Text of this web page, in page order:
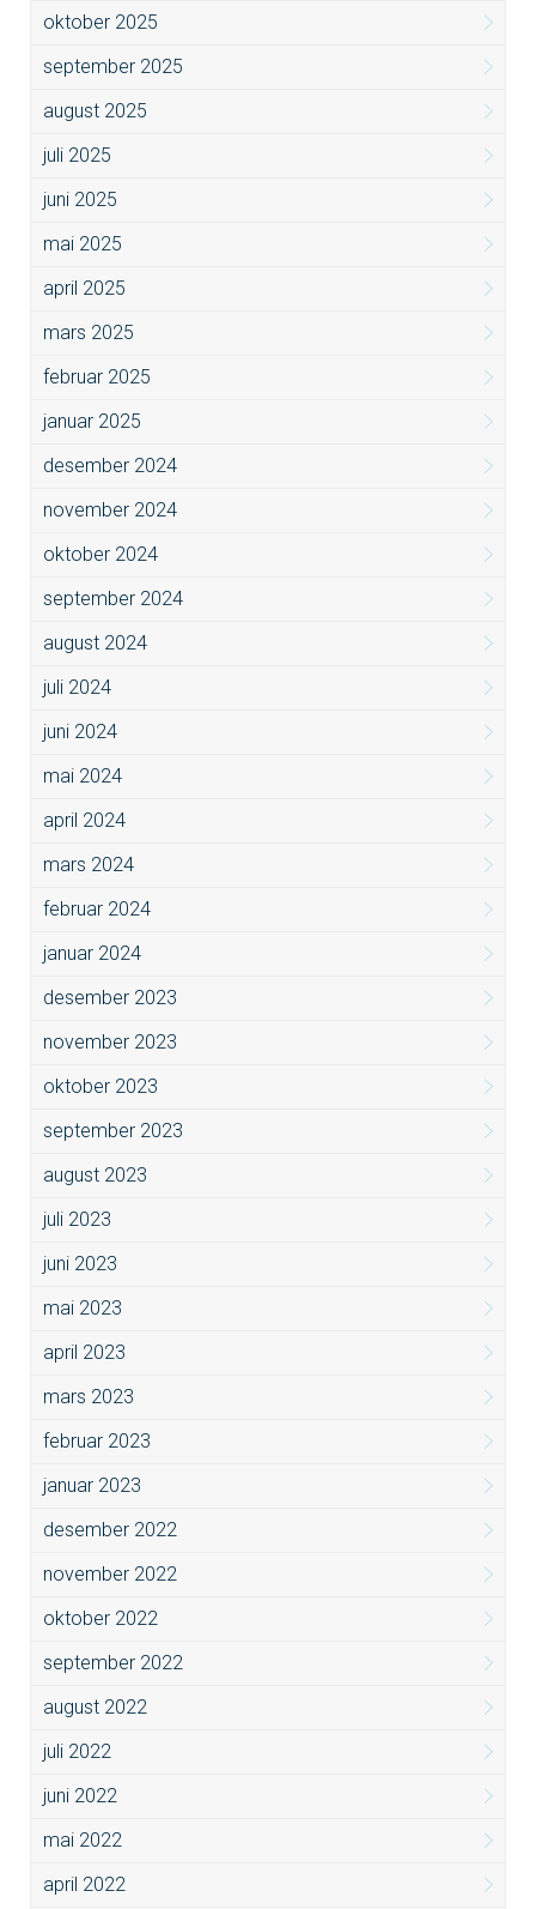
oktober 2025
september 2025
august 2025
juli 2025
juni 2025
mai 2025
april 2025
mars 2025
februar 2025
januar 2025
desember 2024
november 2024
oktober 2024
september 2024
august 2024
juli 2024
juni 2024
mai 2024
april 2024
mars 2024
februar 2024
januar 2024
desember 2023
november 2023
oktober 2023
september 2023
august 2023
juli 2023
juni 2023
mai 2023
april 2023
mars 2023
februar 2023
januar 2023
desember 2022
november 2022
oktober 2022
september 2022
august 2022
juli 2022
juni 2022
mai 2022
april 2022